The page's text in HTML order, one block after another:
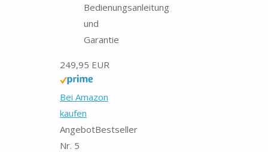
Bedienungsanleitung
und
Garantie
249,95 EUR
Bei Amazon
kaufen
AngebotBestseller
Nr. 5